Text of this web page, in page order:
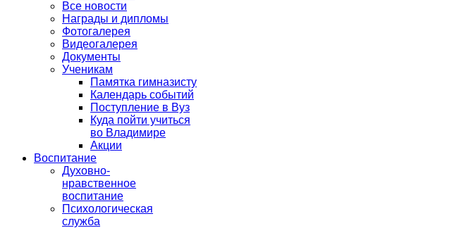
Все новости
Награды и дипломы
Фотогалерея
Видеогалерея
Документы
Ученикам
Памятка гимназисту
Календарь событий
Поступление в Вуз
Куда пойти учиться
во Владимире
Акции
Воспитание
Духовно-
нравственное
воспитание
Психологическая
служба